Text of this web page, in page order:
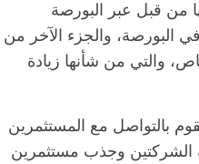
من قبل عبر البورصة
البورصة، والجزء الآخر من
والتي من شأنها زيادة
بالتواصل مع المستثمرين
الشركتين وجذب مستثمرين